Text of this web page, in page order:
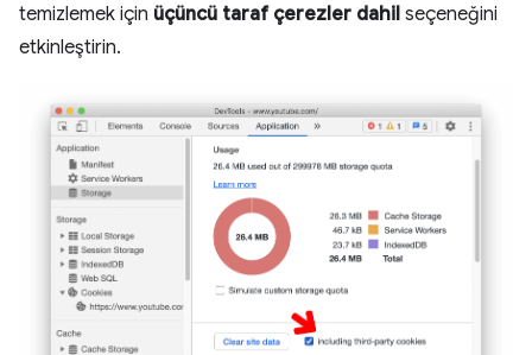
temizlemek için üçüncü taraf çerezler dahil seçeneğini
etkinleştirin.